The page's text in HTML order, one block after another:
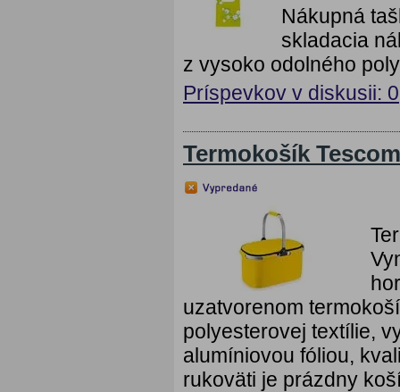
Nákupná
skladacia
z vysoko odolného
Príspevkov v diskusii: 0
Termokošík
uzatvorenom
polyesterovej textílie,
alumíniovou fóliou,
rukoväti je prázdny